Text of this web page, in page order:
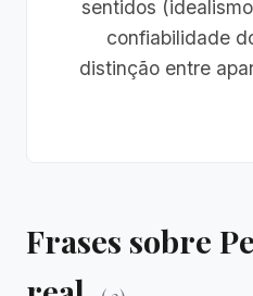
sentidos
confiabilidade
distinção entre
Frases sobre